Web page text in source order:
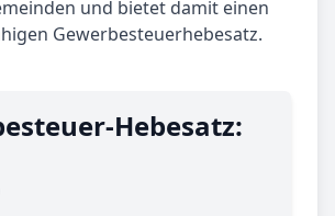
und bietet damit einen
Gewerbesteuerhebesatz.
Hebe­satz: